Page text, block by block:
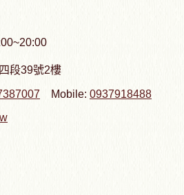
段39號2樓
Mobile: 0937918488